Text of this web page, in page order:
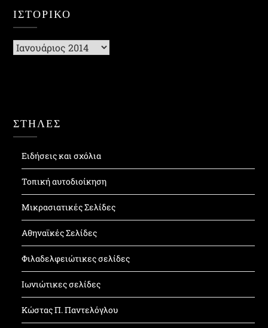
ΙΣΤΟΡΙΚΌ
Ιστορικό
ΣΤΗΛΕΣ
Ειδήσεις και σχόλια
Τοπική αυτοδιοίκηση
Μικρασιατικές Σελίδες
Αθηναϊκές Σελίδες
Φιλαδελφειώτικες σελίδες
Ιωνιώτικες σελίδες
Κώστας Π. Παντελόγλου